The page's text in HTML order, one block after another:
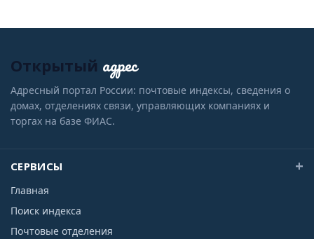
Открытый адрес
Адресный портал России: почтовые индексы, сведения о
домах, отделениях связи, управляющих компаниях и
торгах на базе ФИАС.
СЕРВИСЫ
Главная
Поиск индекса
Почтовые отделения